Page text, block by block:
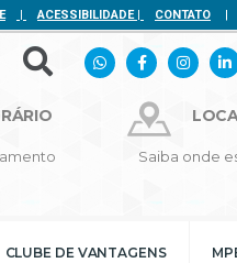
| ACESSIBILIDADE| CONTATO |
Saiba onde
CLUBE DE VANTAGENS